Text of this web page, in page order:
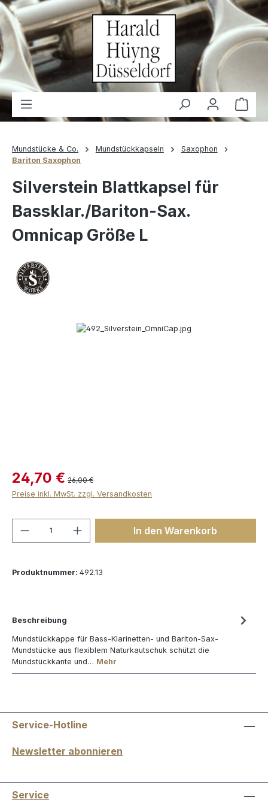
springen
Mundstücke & Co. Mundstückkapseln
Saxophon
Bariton Saxophon
Silverstein Blattkapsel für
Bassklar./Bariton-Sax.
Omnicap Größe L
Bildergalerie überspringen
24,70 € 26,00 €
Preise inkl. MwSt. zzgl. Versandkosten
Produkt Anzahl: Gib denIn den Warenkorb
Produktnummer: 492.13
Beschreibung
Mundstückkappe für Bass-Klarinetten- und Bariton-Sax-
Mundstücke aus flexiblem Naturkautschuk schützt die
Mundstückkante und… Mehr
Service-Hotline
Newsletter abonnieren
Service